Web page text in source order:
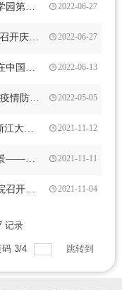
2022-06-27
生仪学院机关和实验室党支部与云峰学园第一党支部开展党建结对
2022-06-27
喜迎二十大·礼赞新时代——生仪学院召开庆祝建党101周年大会暨微党课大赛
2022-06-13
2022-05-05
生仪学院医工所、影像所教工党支部“疫情防控、党支部在行动” 主题党日活动 ——明峰医疗助力抗疫先进事迹报告
2021-11-12
“走进千年良渚，不忘初心使命”——浙江大学生仪学院赴良渚开展党日学习教育活动
2021-11-11
新征程勇担新使命，大讨论汇聚大愿景——生仪学院 “使命愿景大讨论”主题研讨报告会隆重召开
2021-11-04
忆峥嵘岁月，颂百年华章——生仪学院召开庆祝建党100周年大会暨“初心如磐·百年风华”微党课大赛
记录
码 3/4 跳转到